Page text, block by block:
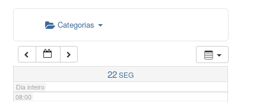
Categorias
22SEG
Dia inteiro
07:00
08:00